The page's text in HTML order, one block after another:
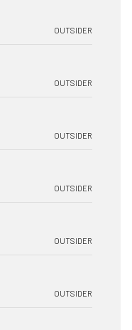
OUTSIDER
OUTSIDER
OUTSIDER
OUTSIDER
OUTSIDER
OUTSIDER